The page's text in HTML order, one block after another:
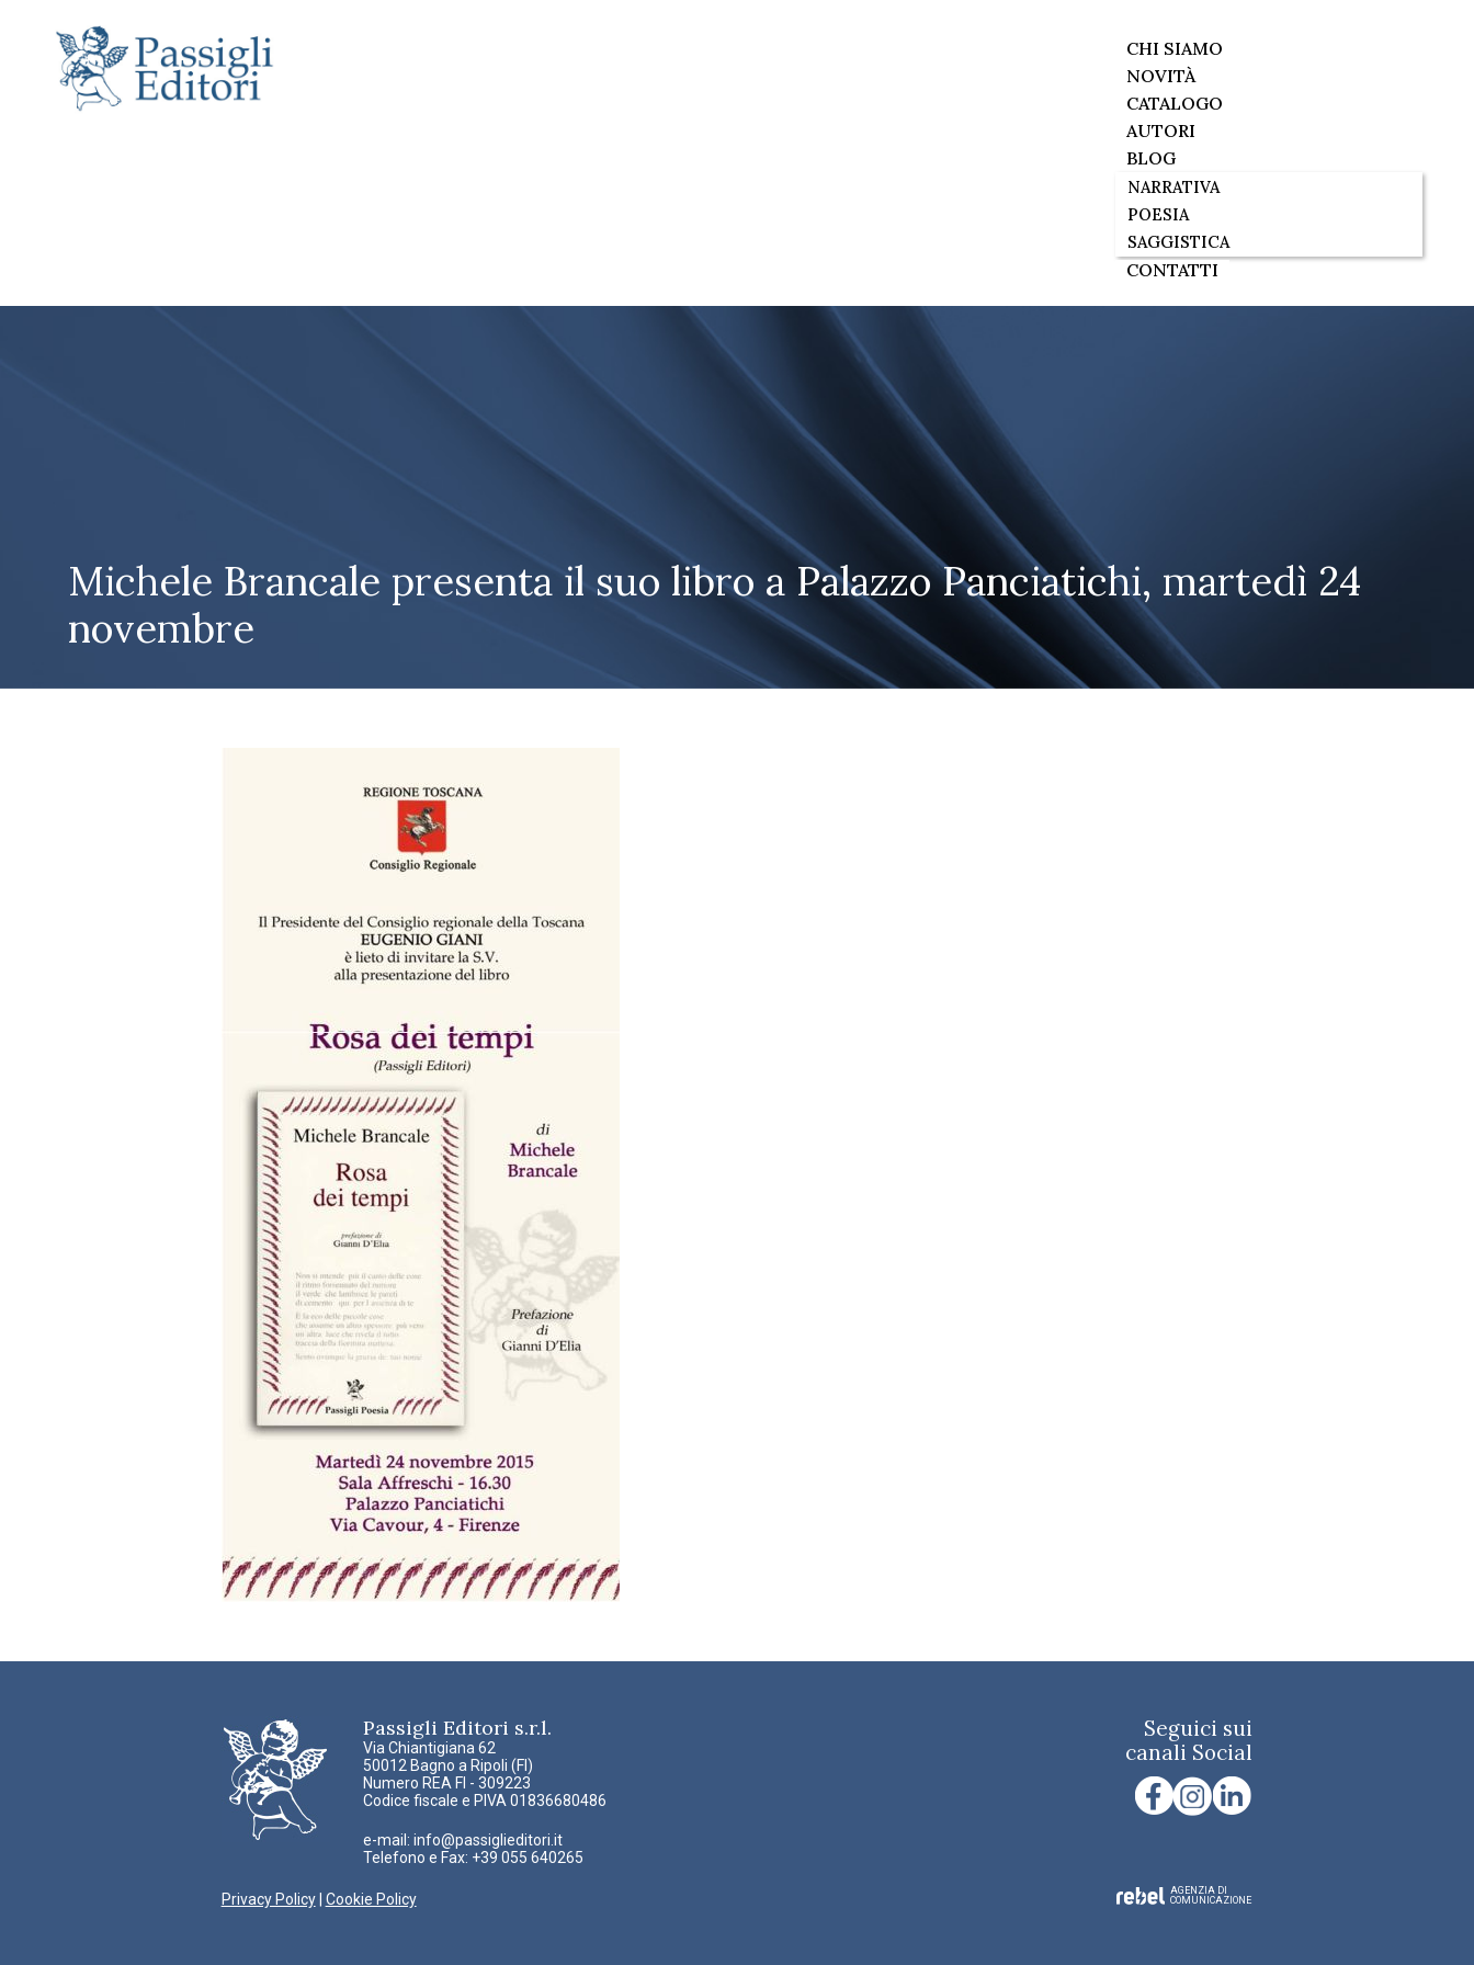
CHI SIAMO
NOVITÀ
CATALOGO
AUTORI
BLOG
NARRATIVA
POESIA
SAGGISTICA
CONTATTI
Michele Brancale presenta il suo libro a Palazzo Panciatichi, martedì 24
novembre
Passigli Editori s.r.l.
Via Chiantigiana 62
50012 Bagno a Ripoli (FI)
Numero REA FI - 309223
Codice fiscale e PIVA 01836680486
e-mail: info@passiglieditori.it
Telefono e Fax: +39 055 640265
Privacy Policy Cookie Policy
Seguici sui
canali Social
AGENZIA DI
COMUNICAZIONE